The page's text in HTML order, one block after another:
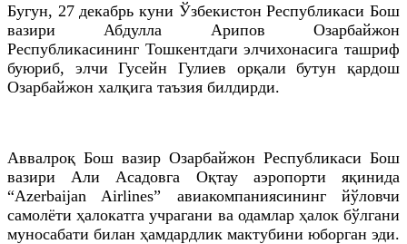
Бугун, 27 декабрь куни Ўзбекистон Республикаси Бош
вазири Абдулла Арипов Озарбайжон
Республикасининг Тошкентдаги элчихонасига ташриф
буюриб, элчи Гусейн Гулиев орқали бутун қардош
Озарбайжон халқига таъзия билдирди.
Аввалроқ Бош вазир Озарбайжон Республикаси Бош
вазири Али Асадовга Оқтау аэропорти яқинида
“Azerbaijan Airlines” авиакомпаниясининг йўловчи
самолёти ҳалокатга учрагани ва одамлар ҳалок бўлгани
муносабати билан ҳамдардлик мактубини юборган эди.